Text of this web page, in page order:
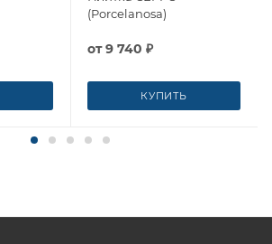
(Porcelanosa)
от9 740 ₽
КУПИТЬ